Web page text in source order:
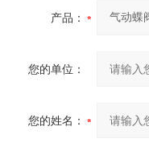
产品：
您的单位：
您的姓名：